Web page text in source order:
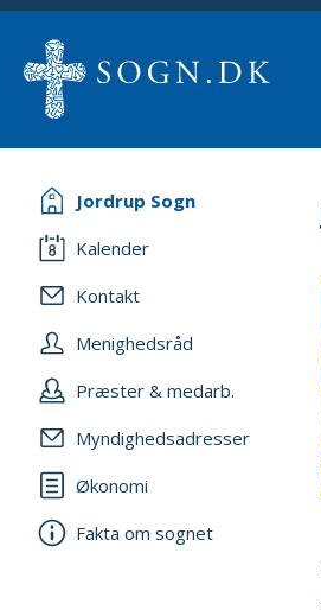
Jordrup Sogn
Kalender
Kontakt
Menighedsråd
Præster & medarb.
Myndighedsadresser
Økonomi
Fakta om sognet